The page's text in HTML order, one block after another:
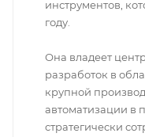
инструментов,
году.
Она владеет
разработок в
крупной
автоматизации в
стратегически